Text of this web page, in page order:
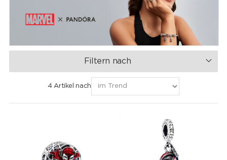
Filtern nach
4 Artikel nach